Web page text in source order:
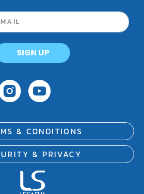
SIGN UP
& CONDITIONS
& PRIVACY